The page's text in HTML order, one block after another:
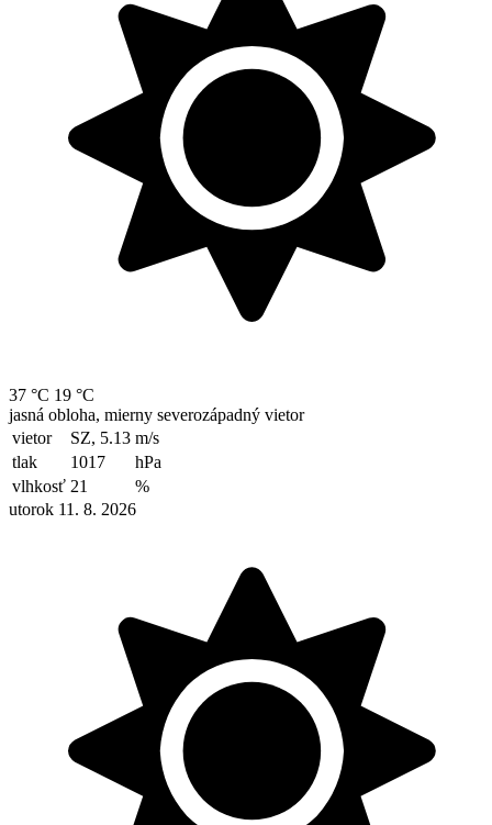
37 °C 19 °C
jasná obloha, mierny severozápadný vietor
vietor
SZ, 5.13 m/s
tlak
1017
hPa
vlhkosť 21
%
utorok 11. 8. 2026